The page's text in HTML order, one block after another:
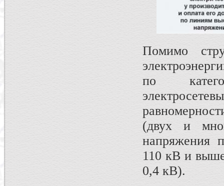
Помимо
по
(двух и
напряжения
110 кВ и
0,4 кВ).